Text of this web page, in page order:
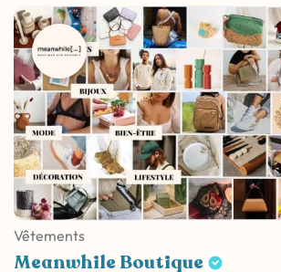
Vêtements
Meanwhile Boutique